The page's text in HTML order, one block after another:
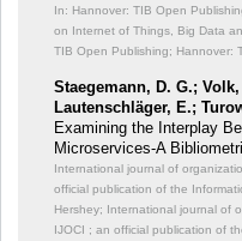
In: Hannover: TIB Open
on Internet of Things, Big Data
TIB Open Publishing; Hannover:
Staegemann, D. G.;
Lautenschläger, E.;
Examining the Interplay
Microservices-A
International journal of
official publication of the
Hershey; International journal of
IJOCI ; an official publication of